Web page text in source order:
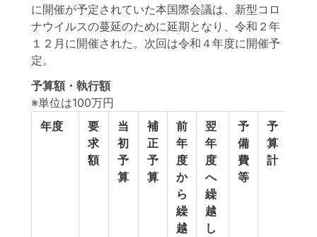
に開催が予定されていた本国際会議は、新型コロ
ナウイルスの蔓延のために延期となり、令和２年
１２月に開催された。次回は令和４年度に開催予
定。
予算額・執行額
※単位は100万円
年度
要
求
額
当
初
予
算
補
正
予
算
前
年
度
か
ら
繰
越
翌
年
度
へ
繰
越
し
予
備
費
等
予
算
計